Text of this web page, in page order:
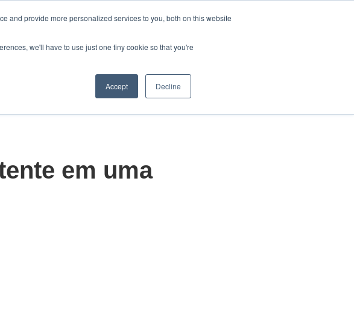
and provide more personalized services to you, both on this website
we'll have to use just one tiny cookie so that you're
Accept Decline
Português
em uma